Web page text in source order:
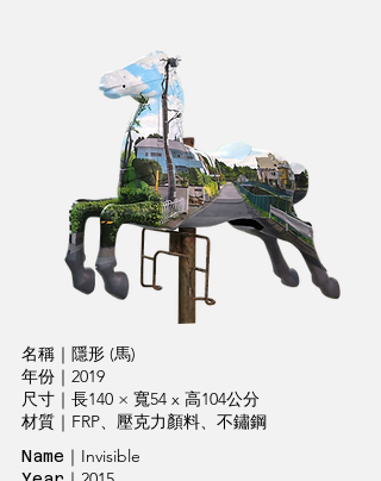
名稱｜隱形 (馬)
年份｜2019
尺寸｜長140 × 寬54 x 高104公分
材質｜FRP、壓克力顏料、不鏽鋼
Name ｜Invisible